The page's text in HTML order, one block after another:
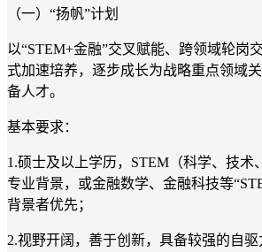
（一）“扬帆”计划
以“STEM+金融”交叉赋能、跨领域轮岗
式加速培养，逐步成长为战略重点领域
备人才。
基本要求：
1.硕士及以上学历，STEM（科学、技术
专业背景，或金融数学、金融科技等
背景者优先；
2.视野开阔，善于创新，具备较强的自